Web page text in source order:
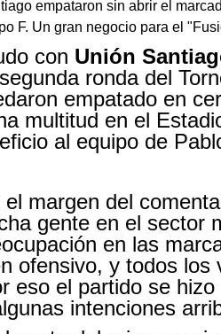
empataron sin abrir el
F. Un gran negocio para el
con Unión
ronda del
empatado en
multitud en el
al equipo de
margen del
gente en el sector
en las
ofensivo, y todos los
eso el partido se
intenciones